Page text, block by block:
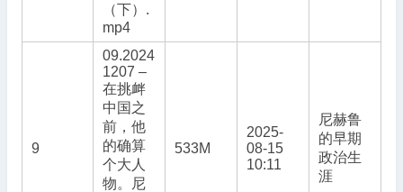
（下）.
mp4
9
09.2024
1207 –
在挑衅
中国之
前，他
的确算
个大人
物。尼
533M
2025-
08-15
10:11
尼赫鲁
的早期
政治生
涯